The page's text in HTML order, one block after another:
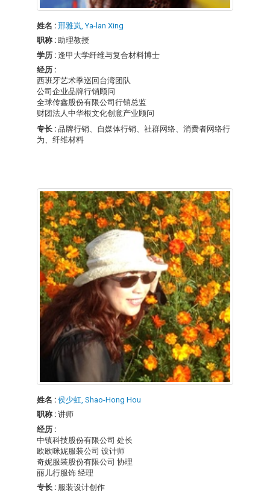
姓名 : 邢雅岚, Ya-lan Xing
职称 : 助理教授
学历 : 逢甲大学纤维与复合材料博士
经历 :
西班牙艺术季巡回台湾团队
公司企业品牌行销顾问
全球传鑫股份有限公司行销总监
财团法人中华根文化创意产业顾问
专长 : 品牌行销、自媒体行销、社群网络、消费者网络行
为、纤维材料
姓名 : 侯少虹, Shao-Hong Hou
职称 : 讲师
经历 :
中镇科技股份有限公司 处长
欧欧咪妮服装公司 设计师
奇妮服装股份有限公司 协理
丽儿行服饰 经理
专长 : 服装设计创作